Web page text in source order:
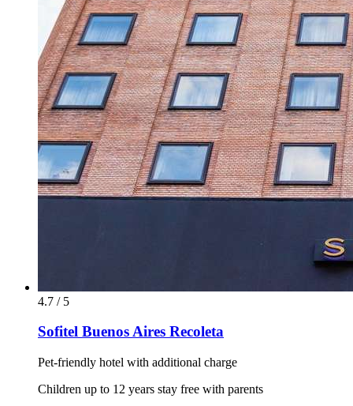
4.7 / 5
Sofitel Buenos Aires Recoleta
Pet-friendly hotel with additional charge
Children up to 12 years stay free with parents